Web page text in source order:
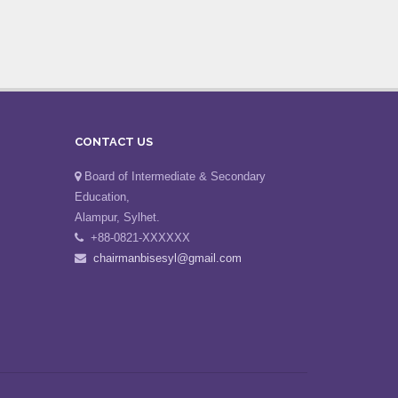
CONTACT US
Board of Intermediate & Secondary
Education,
Alampur, Sylhet.
+88-0821-XXXXXX
chairmanbisesyl@gmail.com